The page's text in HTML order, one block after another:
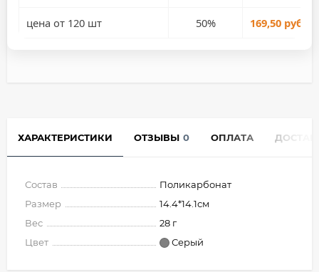
цена от 120 шт 50% 169,50 руб.
ХАРАКТЕРИСТИКИ ОТЗЫВЫ 0 ОПЛАТА
Состав
Поликарбонат
Размер
14.4*14.1см
Вес
28 г
Цвет
Серый